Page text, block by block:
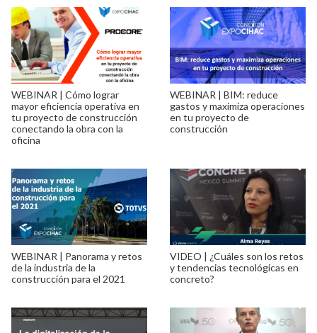
WEBINAR | Cómo lograr
mayor eficiencia operativa en
tu proyecto de construcción
conectando la obra con la
oficina
WEBINAR | BIM: reduce
gastos y maximiza operaciones
en tu proyecto de
construcción
WEBINAR | Panorama y retos
de la industria de la
construcción para el 2021
VIDEO | ¿Cuáles son los retos
y tendencias tecnológicas en
concreto?